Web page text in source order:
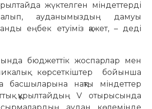
жүктелген міндеттерді
алып, ауданымыздың дамуы
еңбек етуіміз қажет, – деді
бюджеттік жоспарлар мен
көрсеткіштер бойынша
басшыларына нақты міндеттер
құрылтайдың V отырысында